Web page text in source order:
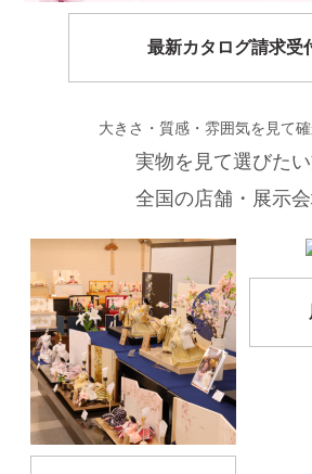
最新カタログ請求受
大きさ・質感・雰囲気を見て
実物を見て選びた
全国の店舗・展示